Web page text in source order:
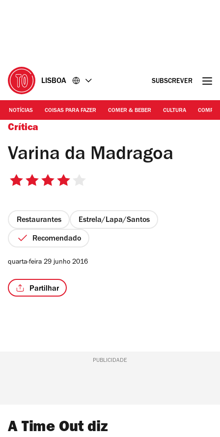
LISBOA SUBSCREVER
NOTÍCIAS COISAS PARA FAZER COMER & BEBER CULTURA
Crítica
Varina da Madragoa
4/5
Restaurantes Estrela/Lapa/Santos
Recomendado
quarta-feira 29 junho 2016
Partilhar
PUBLICIDADE
A Time Out diz